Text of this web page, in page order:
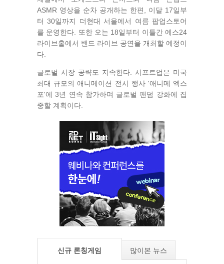
ASMR 영상을 순차 공개하는 한편, 이달 17일부
터 30일까지 더현대 서울에서 여름 팝업스토어
를 운영한다. 또한 오는 18일부터 이틀간 예스24
라이브홀에서 밴드 라이브 공연을 개최할 예정이
다.
글로벌 시장 공략도 지속한다. 시프트업은 미국
최대 규모의 애니메이션 전시 행사 '애니메 엑스
포'에 3년 연속 참가하며 글로벌 팬덤 강화에 집
중할 계획이다.
신규 론칭게임 많이본 뉴스